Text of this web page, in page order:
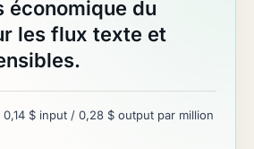
économique du
les flux texte et
0,14 $ input / 0,28 $ output par million